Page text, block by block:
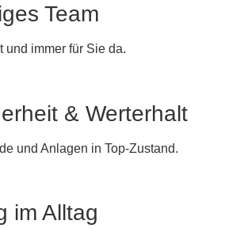
Team
und immer für Sie da.
& Werterhalt
und Anlagen in Top-Zustand.
im Alltag